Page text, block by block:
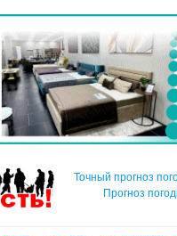
Точный прогноз
Прогноз